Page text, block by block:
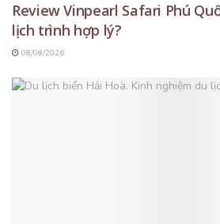
Review Vinpearl Safari Phú
lịch trình hợp lý?
08/08/2026